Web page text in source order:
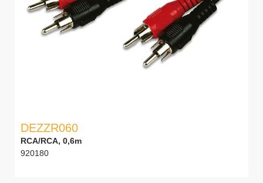
DEZZR060
RCA/RCA, 0,6m
920180